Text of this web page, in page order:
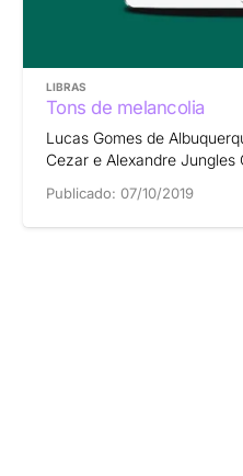
LIBRAS
Tons de melancolia
Lucas Gomes de
Cezar e Alexandre Jungles
Publicado: 07/10/2019